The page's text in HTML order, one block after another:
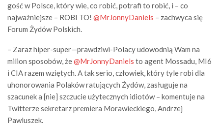
gość w Polsce, który wie, co robić, potrafi to robić, i – co
najważniejsze – ROBI TO! @MrJonnyDaniels – zachwyca się
Forum Żydów Polskich.
– Zaraz hiper-super—prawdziwi-Polacy udowodnią Wam na
milion sposobów, że@MrJonnyDaniels to agent Mossadu, MI6
i CIA razem wziętych. A tak serio, człowiek, który tyle robi dla
uhonorowania Polaków ratujących Żydów, zasługuje na
szacunek a [nie] szczucie użytecznych idiotów – komentuje na
Twitterze sekretarz premiera Morawieckiego, Andrzej
Pawluszek.